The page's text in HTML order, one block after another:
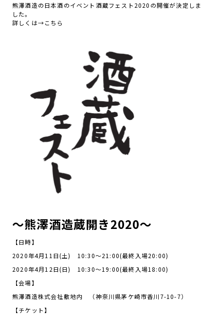
熊澤酒造の日本酒のイベント酒蔵フェスト2020の開催が決定しま
した。
詳しくは→こちら
～熊澤酒造蔵開き2020～
【日時】
2020年4月11日(土) 10:30～21:00(最終入場20:00)
2020年4月12日(日) 10:30～19:00(最終入場18:00)
【会場】
熊澤酒造株式会社敷地内 （神奈川県茅ケ崎市香川7-10-7）
【チケット】